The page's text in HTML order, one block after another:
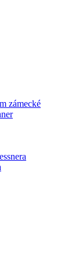
zámecké